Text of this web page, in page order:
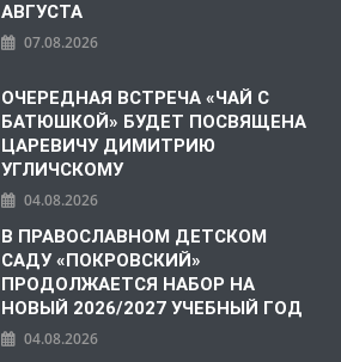
АВГУСТА
07.08.2026
ОЧЕРЕДНАЯ ВСТРЕЧА «ЧАЙ С
БАТЮШКОЙ» БУДЕТ ПОСВЯЩЕНА
ЦАРЕВИЧУ ДИМИТРИЮ
УГЛИЧСКОМУ
04.08.2026
В ПРАВОСЛАВНОМ ДЕТСКОМ
САДУ «ПОКРОВСКИЙ»
ПРОДОЛЖАЕТСЯ НАБОР НА
НОВЫЙ 2026/2027 УЧЕБНЫЙ ГОД
04.08.2026